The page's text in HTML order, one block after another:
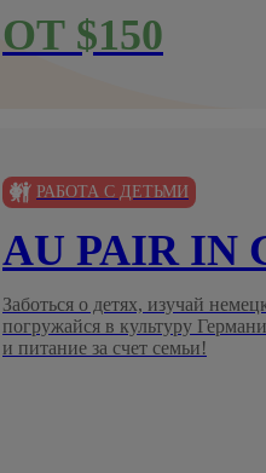
ОТ $150
РАБОТА С ДЕТЬМИ
AU PAIR IN
Заботься о детях, изучай
погружайся в культуру
и питание за счет семьи!